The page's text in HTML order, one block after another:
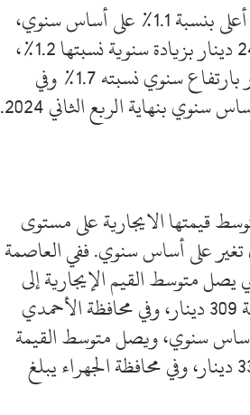
تصل القيمة الإيجارية في محافظة الفروانية إلى 283 دينار أي أعلى بنسبة 1.1% على أساس سنوي،
بينما بقي متوسط الإيجار في محافظة الأحمدي عند حدود 247 دينار بزيادة سنوية نسبتها 1.2%،
ويصل متوسط الإيجار في محافظة مبارك الكبير إلى 305 دينار بارتفاع سنوي نسبته 1.7% وفي
قيمتها الايجارية على مستوى
2024 عند حدود 316 دينار دون تغير على أساس سنوي. ففي العاصمة
محافظة حولي يصل متوسط القيم الإيجارية إلى
336 دينار، وفي محافظة الفروانية بلغ متوسط القيمة الإيجارية 309 دينار، وفي محافظة الأحمدي
تغير على أساس سنوي، ويصل متوسط القيمة
الإيجارية لهذه المساحة في محافظة مبارك الكبير إلى حدود 330 دينار، وفي محافظة الجهراء يبلغ